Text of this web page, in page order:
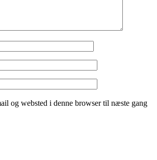
og websted i denne browser til næste gang